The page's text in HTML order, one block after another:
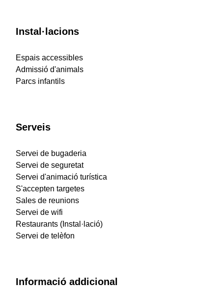
Instal·lacions
Espais accessibles
Admissió d'animals
Parcs infantils
Serveis
Servei de bugaderia
Servei de seguretat
Servei d'animació turística
S'accepten targetes
Sales de reunions
Servei de wifi
Restaurants (Instal·lació)
Servei de telèfon
Informació addicional